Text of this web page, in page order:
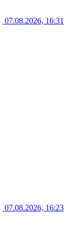
07.08.2026, 16:31
07.08.2026, 16:23